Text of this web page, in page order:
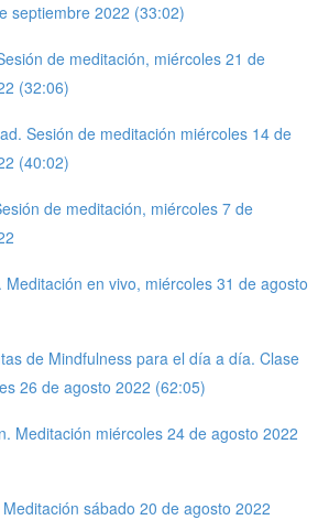
septiembre 2022 (33:02)
de meditación, miércoles 21 de
(32:06)
Sesión de meditación miércoles 14 de
(40:02)
de meditación, miércoles 7 de
Meditación en vivo, miércoles 31 de agosto
de Mindfulness para el día a día. Clase
26 de agosto 2022 (62:05)
Meditación miércoles 24 de agosto 2022
sábado 20 de agosto 2022